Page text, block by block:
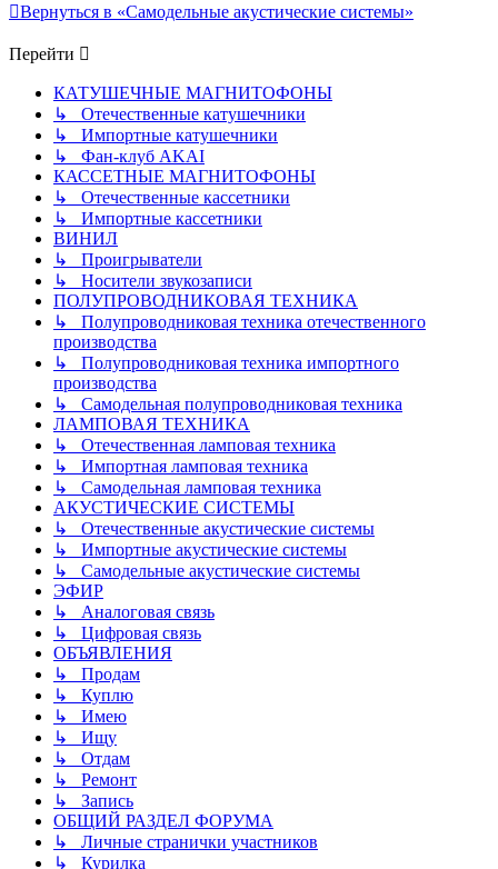
Вернуться в «Самодельные акустические системы»
Перейти
КАТУШЕЧНЫЕ МАГНИТОФОНЫ
↳ Отечественные катушечники
↳ Импортные катушечники
↳ Фан-клуб AKAI
КАССЕТНЫЕ МАГНИТОФОНЫ
↳ Отечественные кассетники
↳ Импортные кассетники
ВИНИЛ
↳ Проигрыватели
↳ Носители звукозаписи
ПОЛУПРОВОДНИКОВАЯ ТЕХНИКА
↳ Полупроводниковая техника отечественного
производства
↳ Полупроводниковая техника импортного
производства
↳ Самодельная полупроводниковая техника
ЛАМПОВАЯ ТЕХНИКА
↳ Отечественная ламповая техника
↳ Импортная ламповая техника
↳ Самодельная ламповая техника
АКУСТИЧЕСКИЕ СИСТЕМЫ
↳ Отечественные акустические системы
↳ Импортные акустические системы
↳ Самодельные акустические системы
ЭФИР
↳ Аналоговая связь
↳ Цифровая связь
ОБЪЯВЛЕНИЯ
↳ Продам
↳ Куплю
↳ Имею
↳ Ищу
↳ Отдам
↳ Ремонт
↳ Запись
ОБЩИЙ РАЗДЕЛ ФОРУМА
↳ Личные странички участников
↳ Курилка